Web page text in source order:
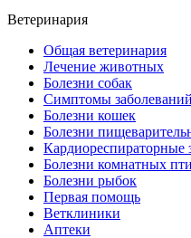
Ветеринария
Общая ветеринария
Лечение животных
Болезни собак
Симптомы
Болезни кошек
Болезни
Кардиореспираторные
Болезни комнатных
Болезни рыбок
Первая помощь
Ветклиники
Аптеки